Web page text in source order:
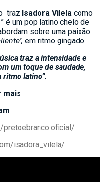
traz Isadora Vilela como
” é um pop latino cheio de
sobre uma paixão
em ritmo gingado.
traz a intensidade e
um toque de saudade,
ritmo latino”.
mais
pretoebranco.oficial/
isadora_vilela/